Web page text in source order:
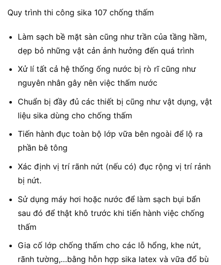
Quy trình thi công sika 107 chống thấm
Làm sạch bề mặt sàn cũng như trần của tầng hầm,
dẹp bỏ những vật cản ảnh hưởng đến quá trình
Xử lí tất cả hệ thống ống nước bị rò rĩ cũng như
nguyên nhân gây nên việc thấm nước
Chuẩn bị đầy đủ các thiết bị cũng như vật dụng, vật
liệu sika dùng cho chống thấm
Tiến hành đục toàn bộ lớp vữa bên ngoài để lộ ra
phần bê tông
Xác định vị trí rãnh nứt (nếu có) đục rộng vị trí rảnh
bị nứt.
Sử dụng máy hơi hoặc nước để làm sạch bụi bẩn
sau đó để thật khô trước khi tiến hành việc chống
thấm
Gia cố lớp chống thấm cho các lỗ hổng, khe nứt,
rãnh tường,…bằng hỗn hợp sika latex và vữa đổ bù